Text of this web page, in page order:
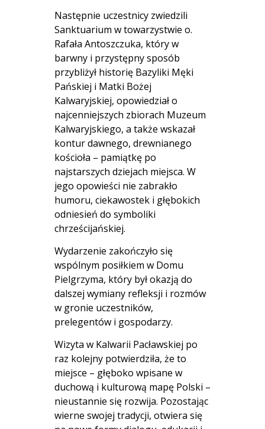
Następnie uczestnicy zwiedzili
Sanktuarium w towarzystwie o.
Rafała Antoszczuka, który w
barwny i przystępny sposób
przybliżył historię Bazyliki Męki
Pańskiej i Matki Bożej
Kalwaryjskiej, opowiedział o
najcenniejszych zbiorach Muzeum
Kalwaryjskiego, a także wskazał
kontur dawnego, drewnianego
kościoła – pamiątkę po
najstarszych dziejach miejsca. W
jego opowieści nie zabrakło
humoru, ciekawostek i głębokich
odniesień do symboliki
chrześcijańskiej.
Wydarzenie zakończyło się
wspólnym posiłkiem w Domu
Pielgrzyma, który był okazją do
dalszej wymiany refleksji i rozmów
w gronie uczestników,
prelegentów i gospodarzy.
Wizyta w Kalwarii Pacławskiej po
raz kolejny potwierdziła, że to
miejsce – głęboko wpisane w
duchową i kulturową mapę Polski –
nieustannie się rozwija. Pozostając
wierne swojej tradycji, otwiera się